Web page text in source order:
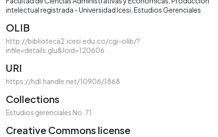
intelectual registrada - Universidad Icesi Estudios Gerenciales
OLIB
http://biblioteca2.icesi.edu.co/cgi-olib/?
infile=details.glu&loid=120606
URI
https://hdl.handle.net/10906/1868
Collections
Estudios gerenciales No. 71
Creative Commons license